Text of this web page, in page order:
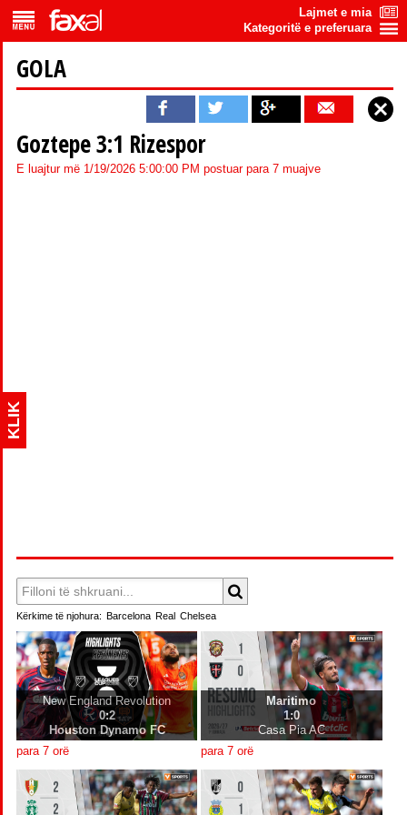
Lajmet e mia
Kategoritë e preferuara
GOLA
Goztepe 3:1 Rizespor
E luajtur më 1/19/2026 5:00:00 PM postuar para 7 muajve
Kërkime të njohura: Barcelona Real Chelsea
New England Revolution
0:2
Houston Dynamo FC
para 7 orë
Maritimo
1:0
Casa Pia AC
para 7 orë
KLIK